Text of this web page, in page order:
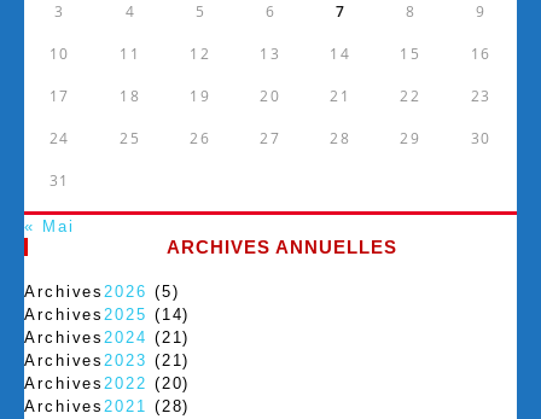
3 4 5 6 7 8 9
10 11 12 13 14 15 16
17 18 19 20 21 22 23
24 25 26 27 28 29 30
31
« Mai
ARCHIVES ANNUELLES
Archives2026 (5)
Archives2025 (14)
Archives2024 (21)
Archives2023 (21)
Archives2022 (20)
Archives2021 (28)